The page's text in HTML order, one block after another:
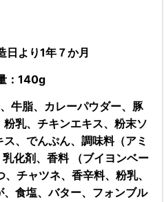
日より1年７か月
：140g
、牛脂、カレーパウダー、豚
乳、チキンエキス、粉末ソ
、でんぷん、調味料（アミ
化剤、香料 （ブイヨンベー
チャツネ、香辛料、粉乳、
食塩、バター、フォンブル